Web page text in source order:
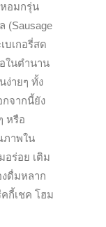
อมกรุ่น
(Sausage
บเกอรี่สด
ในตำนาน
ง่ายๆ ทั้ง
จากนี้ยัง
หรือ
ภาพใน
อร่อย เติม
งดื่มหลาก
กี้เชค โฮม